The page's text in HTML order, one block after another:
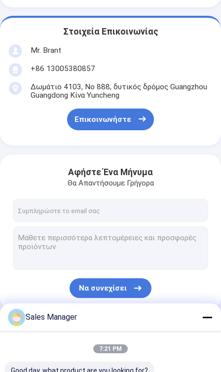
Στοιχεία Επικοινωνίας
Mr. Brant
+86 13005380857
Δωμάτιο 4103, Νο 888, δυτικός δρόμος Guangzhou
Guangdong Κίνα Yuncheng
Επικοινωνήστε
Αφήστε Ένα Μήνυμα
Θα Απαντήσουμε Γρήγορα
Να συνεχίσει
Οι Κατηγορίες Μας
Sales Manager
7:21 PM